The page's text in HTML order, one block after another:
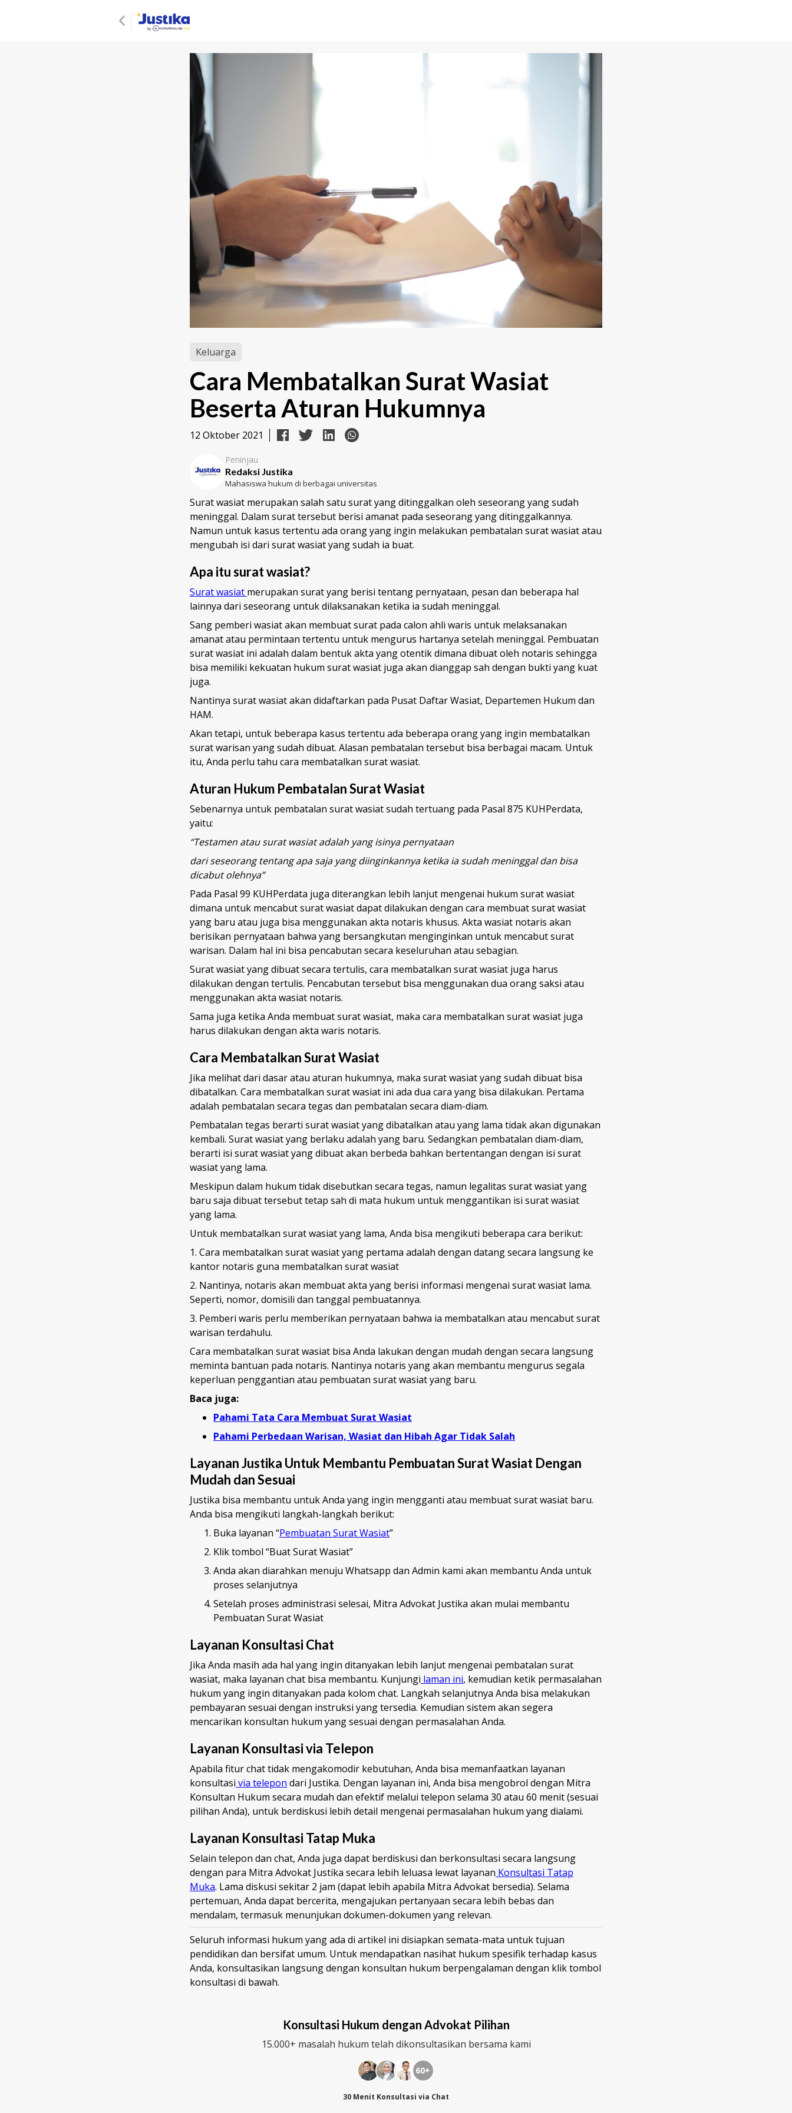
Keluarga
Cara Membatalkan Surat Wasiat
Beserta Aturan Hukumnya
12 Oktober 2021
Peninjau
Redaksi Justika
Mahasiswa hukum di berbagai universitas
Surat wasiat merupakan salah satu surat yang ditinggalkan oleh seseorang yang sudah
meninggal. Dalam surat tersebut berisi amanat pada seseorang yang ditinggalkannya.
Namun untuk kasus tertentu ada orang yang ingin melakukan pembatalan surat wasiat atau
mengubah isi dari surat wasiat yang sudah ia buat.
Apa itu surat wasiat?
Surat wasiat merupakan surat yang berisi tentang pernyataan, pesan dan beberapa hal
lainnya dari seseorang untuk dilaksanakan ketika ia sudah meninggal.
Sang pemberi wasiat akan membuat surat pada calon ahli waris untuk melaksanakan
amanat atau permintaan tertentu untuk mengurus hartanya setelah meninggal. Pembuatan
surat wasiat ini adalah dalam bentuk akta yang otentik dimana dibuat oleh notaris sehingga
bisa memiliki kekuatan hukum surat wasiat juga akan dianggap sah dengan bukti yang kuat
juga.
Nantinya surat wasiat akan didaftarkan pada Pusat Daftar Wasiat, Departemen Hukum dan
HAM.
Akan tetapi, untuk beberapa kasus tertentu ada beberapa orang yang ingin membatalkan
surat warisan yang sudah dibuat. Alasan pembatalan tersebut bisa berbagai macam. Untuk
itu, Anda perlu tahu cara membatalkan surat wasiat.
Aturan Hukum Pembatalan Surat Wasiat
Sebenarnya untuk pembatalan surat wasiat sudah tertuang pada Pasal 875 KUHPerdata,
yaitu:
“Testamen atau surat wasiat adalah yang isinya pernyataan
dari seseorang tentang apa saja yang diinginkannya ketika ia sudah meninggal dan bisa
dicabut olehnya”
Pada Pasal 99 KUHPerdata juga diterangkan lebih lanjut mengenai hukum surat wasiat
dimana untuk mencabut surat wasiat dapat dilakukan dengan cara membuat surat wasiat
yang baru atau juga bisa menggunakan akta notaris khusus. Akta wasiat notaris akan
berisikan pernyataan bahwa yang bersangkutan menginginkan untuk mencabut surat
warisan. Dalam hal ini bisa pencabutan secara keseluruhan atau sebagian.
Surat wasiat yang dibuat secara tertulis, cara membatalkan surat wasiat juga harus
dilakukan dengan tertulis. Pencabutan tersebut bisa menggunakan dua orang saksi atau
menggunakan akta wasiat notaris.
Sama juga ketika Anda membuat surat wasiat, maka cara membatalkan surat wasiat juga
harus dilakukan dengan akta waris notaris.
Cara Membatalkan Surat Wasiat
Jika melihat dari dasar atau aturan hukumnya, maka surat wasiat yang sudah dibuat bisa
dibatalkan. Cara membatalkan surat wasiat ini ada dua cara yang bisa dilakukan. Pertama
adalah pembatalan secara tegas dan pembatalan secara diam-diam.
Pembatalan tegas berarti surat wasiat yang dibatalkan atau yang lama tidak akan digunakan
kembali. Surat wasiat yang berlaku adalah yang baru. Sedangkan pembatalan diam-diam,
berarti isi surat wasiat yang dibuat akan berbeda bahkan bertentangan dengan isi surat
wasiat yang lama.
Meskipun dalam hukum tidak disebutkan secara tegas, namun legalitas surat wasiat yang
baru saja dibuat tersebut tetap sah di mata hukum untuk menggantikan isi surat wasiat
yang lama.
Untuk membatalkan surat wasiat yang lama, Anda bisa mengikuti beberapa cara berikut:
1. Cara membatalkan surat wasiat yang pertama adalah dengan datang secara langsung ke
kantor notaris guna membatalkan surat wasiat
2. Nantinya, notaris akan membuat akta yang berisi informasi mengenai surat wasiat lama.
Seperti, nomor, domisili dan tanggal pembuatannya.
3. Pemberi waris perlu memberikan pernyataan bahwa ia membatalkan atau mencabut surat
warisan terdahulu.
Cara membatalkan surat wasiat bisa Anda lakukan dengan mudah dengan secara langsung
meminta bantuan pada notaris. Nantinya notaris yang akan membantu mengurus segala
keperluan penggantian atau pembuatan surat wasiat yang baru.
Baca juga:
Pahami Tata Cara Membuat Surat Wasiat
Pahami Perbedaan Warisan, Wasiat dan Hibah Agar Tidak Salah
Layanan Justika Untuk Membantu Pembuatan Surat Wasiat Dengan
Mudah dan Sesuai
Justika bisa membantu untuk Anda yang ingin mengganti atau membuat surat wasiat baru.
Anda bisa mengikuti langkah-langkah berikut:
Buka layanan “Pembuatan Surat Wasiat”
Klik tombol “Buat Surat Wasiat”
Anda akan diarahkan menuju Whatsapp dan Admin kami akan membantu Anda untuk
proses selanjutnya
Setelah proses administrasi selesai, Mitra Advokat Justika akan mulai membantu
Pembuatan Surat Wasiat
Layanan Konsultasi Chat
Jika Anda masih ada hal yang ingin ditanyakan lebih lanjut mengenai pembatalan surat
wasiat, maka layanan chat bisa membantu. Kunjungi laman ini, kemudian ketik permasalahan
hukum yang ingin ditanyakan pada kolom chat. Langkah selanjutnya Anda bisa melakukan
pembayaran sesuai dengan instruksi yang tersedia. Kemudian sistem akan segera
mencarikan konsultan hukum yang sesuai dengan permasalahan Anda.
Layanan Konsultasi via Telepon
Apabila fitur chat tidak mengakomodir kebutuhan, Anda bisa memanfaatkan layanan
konsultasi via telepon dari Justika. Dengan layanan ini, Anda bisa mengobrol dengan Mitra
Konsultan Hukum secara mudah dan efektif melalui telepon selama 30 atau 60 menit (sesuai
pilihan Anda), untuk berdiskusi lebih detail mengenai permasalahan hukum yang dialami.
Layanan Konsultasi Tatap Muka
Selain telepon dan chat, Anda juga dapat berdiskusi dan berkonsultasi secara langsung
dengan para Mitra Advokat Justika secara lebih leluasa lewat layanan Konsultasi Tatap
Muka. Lama diskusi sekitar 2 jam (dapat lebih apabila Mitra Advokat bersedia). Selama
pertemuan, Anda dapat bercerita, mengajukan pertanyaan secara lebih bebas dan
mendalam, termasuk menunjukan dokumen-dokumen yang relevan.
Seluruh informasi hukum yang ada di artikel ini disiapkan semata-mata untuk tujuan
pendidikan dan bersifat umum. Untuk mendapatkan nasihat hukum spesifik terhadap kasus
Anda, konsultasikan langsung dengan konsultan hukum berpengalaman dengan klik tombol
konsultasi di bawah.
Konsultasi Hukum dengan Advokat Pilihan
15.000+ masalah hukum telah dikonsultasikan bersama kami
60+
30 Menit Konsultasi via Chat